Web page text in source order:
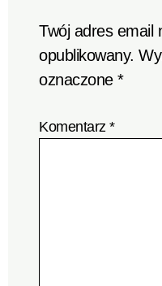
Twój adres email
opublikowany.
oznaczone*
Komentarz*